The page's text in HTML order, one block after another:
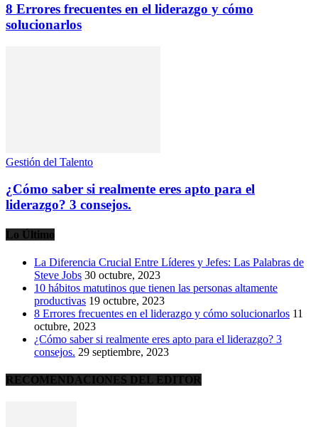
8 Errores frecuentes en el liderazgo y cómo
solucionarlos
Gestión del Talento
¿Cómo saber si realmente eres apto para el
liderazgo? 3 consejos.
Lo Último
La Diferencia Crucial Entre Líderes y Jefes: Las Palabras de
Steve Jobs 30 octubre, 2023
10 hábitos matutinos que tienen las personas altamente
productivas 19 octubre, 2023
8 Errores frecuentes en el liderazgo y cómo solucionarlos 11
octubre, 2023
¿Cómo saber si realmente eres apto para el liderazgo? 3
consejos. 29 septiembre, 2023
RECOMENDACIONES DEL EDITOR